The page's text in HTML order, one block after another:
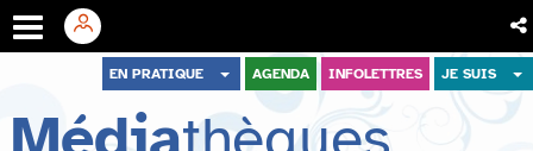
menu
contenu
recherche
EN PRATIQUE AGENDA INFOLETTRES JE SUIS